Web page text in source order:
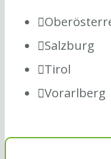
Salzburg
Tirol
Vorarlberg